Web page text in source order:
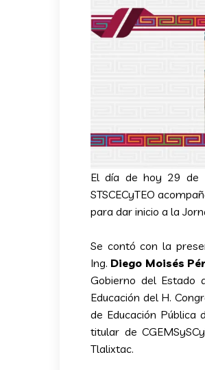
El día de hoy 29 de
STSCECyTEO
para dar inicio a la
Se contó con la
Ing. Diego Moisés
Gobierno del Estado
Educación del H.
de Educación Pública
titular de
Tlalixtac.